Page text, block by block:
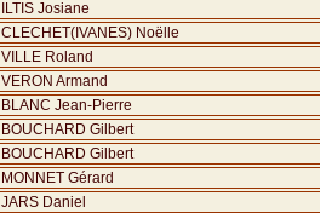
ILTIS Josiane
CLECHET(IVANES) Noëlle
VILLE Roland
VERON Armand
BLANC Jean-Pierre
BOUCHARD Gilbert
BOUCHARD Gilbert
MONNET Gérard
JARS Daniel